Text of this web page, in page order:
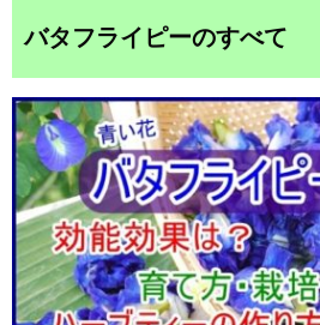
バタフライピーのすべて